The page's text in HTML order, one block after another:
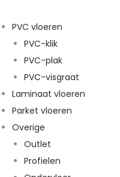
PVC vloeren
PVC-klik
PVC-plak
PVC-visgraat
Laminaat vloeren
Parket vloeren
Overige
Outlet
Profielen